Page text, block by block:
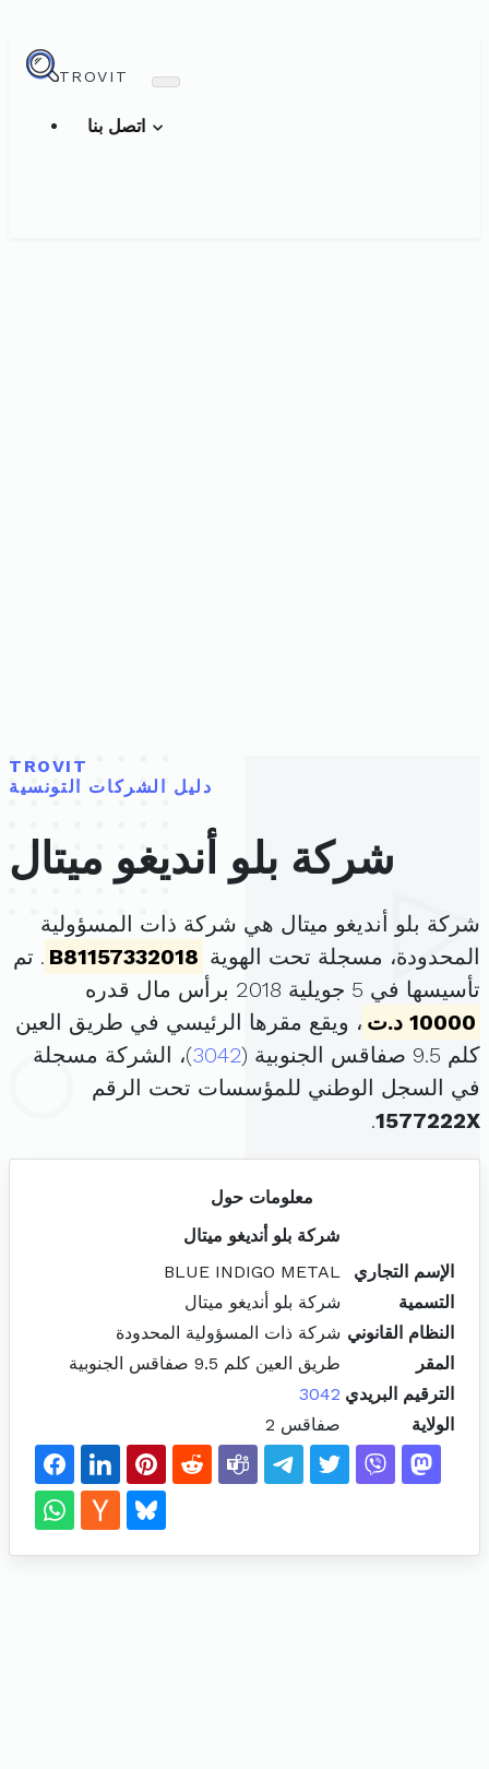
TROVIT
TROVIT
دليل الشركات التونسية
شركة بلو أنديغو ميتال
شركة بلو أنديغو ميتال هي شركة ذات المسؤولية
المحدودة، مسجلة تحت الهوية B81157332018 . تم
تأسيسها في 5 جويلية 2018 برأس مال قدره
10000 د.ت
، ويقع مقرها الرئيسي في طريق العين
كلم 9.5 صفاقس الجنوبية (
3042)، الشركة مسجلة
في السجل الوطني للمؤسسات تحت الرقم
1577222X
.
معلومات حول
شركة بلو أنديغو ميتال
الإسم التجاري
BLUE INDIGO METAL
التسمية
شركة بلو أنديغو ميتال
النظام القانوني شركة ذات المسؤولية المحدودة
المقر
طريق العين كلم 9.5 صفاقس الجنوبية
الترقيم البريدي 3042
الولاية
صفاقس 2